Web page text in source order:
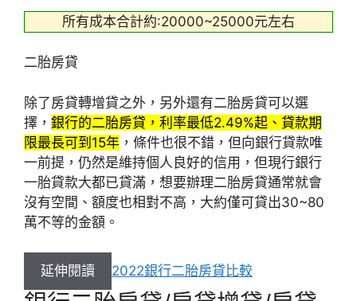
所有成本合計約:20000~25000元左右
二胎房貸
除了房貸轉增貸之外，另外還有二胎房貸可以選
擇， 銀行的二胎房貸，利率最低2.49%起、貸款期
限最長可到15年 ，條件也很不錯，但向銀行貸款唯
一前提，仍然是維持個人良好的信用，但現行銀行
一胎貸款大都已貸滿，想要辦理二胎房貸通常就會
沒有空間、額度也相對不高，大約僅可貸出30~80
萬不等的金額。
延伸閱讀 2022銀行二胎房貸比較